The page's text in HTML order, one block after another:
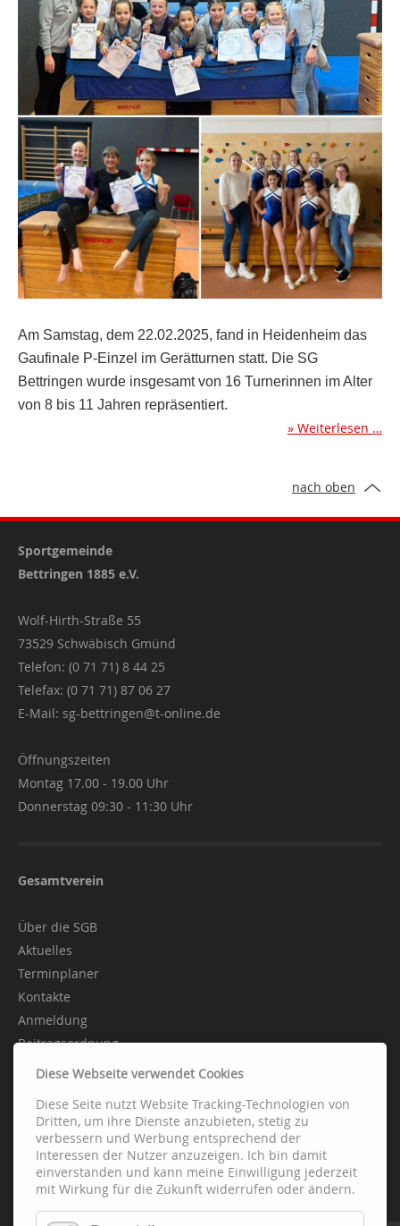
Am Samstag, dem 22.02.2025, fand in Heidenheim das
Gaufinale P-Einzel im Gerätturnen statt. Die SG
Bettringen wurde insgesamt von 16 Turnerinnen im Alter
von 8 bis 11 Jahren repräsentiert.
Weiterlesen …
nach oben
Sportgemeinde
Bettringen 1885 e.V.
Wolf-Hirth-Straße 55
73529 Schwäbisch Gmünd
Telefon: (0 71 71) 8 44 25
Telefax: (0 71 71) 87 06 27
E-Mail: sg-bettringen@t-online.de
Öffnungszeiten
Montag 17.00 - 19.00 Uhr
Donnerstag 09:30 - 11:30 Uhr
Gesamtverein
Über die SGB
Aktuelles
Terminplaner
Kontakte
Anmeldung
Beitragsordnung
Abteilungen
Fussball
Handball
Leichtathletik
Diese Webseite verwendet Cookies
Diese Seite nutzt Website Tracking-Technologien von
Dritten, um ihre Dienste anzubieten, stetig zu
verbessern und Werbung entsprechend der
Interessen der Nutzer anzuzeigen. Ich bin damit
einverstanden und kann meine Einwilligung jederzeit
mit Wirkung für die Zukunft widerrufen oder ändern.